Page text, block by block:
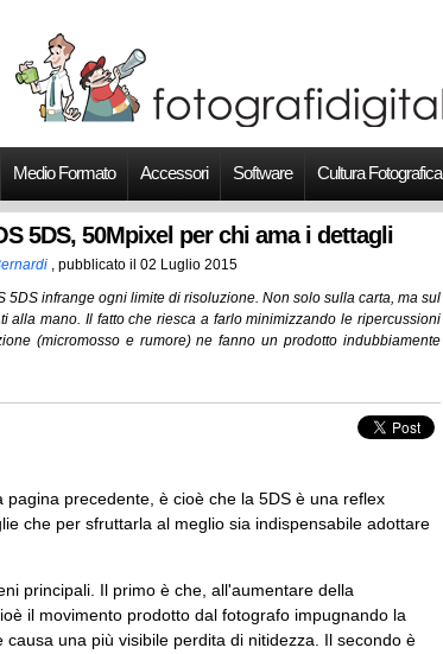
Medio Formato Accessori Software Cultura Fotografica
5DS, 50Mpixel per chi ama i dettagli
, pubblicato il 02 Luglio 2015
5DS infrange ogni limite di risoluzione. Non solo sulla carta, ma sul
alla mano. Il fatto che riesca a farlo minimizzando le ripercussioni
(micromosso e rumore) ne fanno un prodotto indubbiamente
precedente, è cioè che la 5DS è una reflex
che per sfruttarla al meglio sia indispensabile adottare
principali. Il primo è che, all'aumentare della
il movimento prodotto dal fotografo impugnando la
una più visibile perdita di nitidezza. Il secondo è